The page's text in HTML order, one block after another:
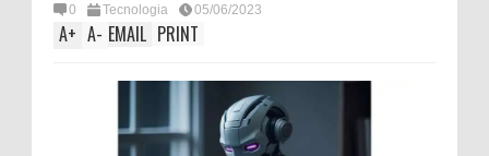
0 Tecnologia 05/06/2023
A+ A- EMAIL PRINT